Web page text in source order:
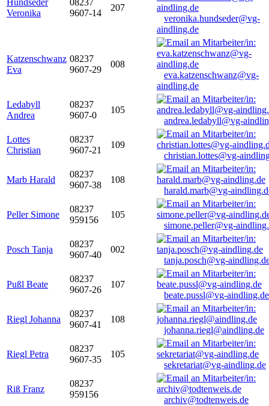
Hundseder
Veronika
08237
9607-14
207
veronika.hundseder@vg-
aindling.de
Katzenschwanz
Eva
08237
9607-29
008
eva.katzenschwanz@vg-
aindling.de
Ledabyll
Andrea
08237
9607-0
105
andrea.ledabyll@vg-
Lottes
Christian
08237
9607-21
109
christian.lottes@vg-
Marb Harald
08237
9607-38
108
harald.marb@vg-
Peller Simone
08237
959156
105
simone.peller@vg-
Posch Tanja
08237
9607-40
002
tanja.posch@vg-
Pußl Beate
08237
9607-26
107
beate.pussl@vg-aindling.de
Riegl Johanna
08237
9607-41
108
johanna.riegl@aindling.de
Riegl Petra
08237
9607-35
105
sekretariat@vg-aindling.de
Riß Franz
08237
959156
archiv@todtenweis.de